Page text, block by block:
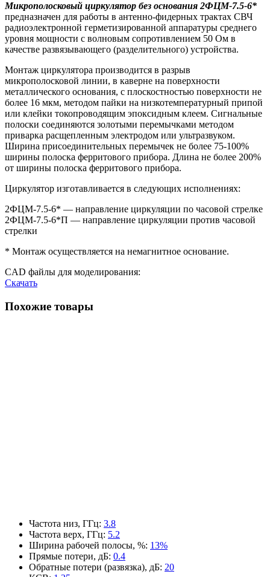
Микрополосковый циркулятор без основания 2ФЦМ-7.5-6*
предназначен для работы в антенно-фидерных трактах СВЧ
радиоэлектронной герметизированной аппаратуры среднего
уровня мощности с волновым сопротивлением 50 Ом в
качестве развязывающего (разделительного) устройства.
Монтаж циркулятора производится в разрыв
микрополосковой линии, в каверне на поверхности
металлического основания, с плоскостностью поверхности не
более 16 мкм, методом пайки на низкотемпературный припой
или клейки токопроводящим эпоксидным клеем. Сигнальные
полоски соединяются золотыми перемычками методом
приварка расщепленным электродом или ультразвуком.
Ширина присоединительных перемычек не более 75-100%
ширины полоска ферритового прибора. Длина не более 200%
от ширины полоска ферритового прибора.
Циркулятор изготавливается в следующих исполнениях:
2ФЦМ-7.5-6* — направление циркуляции по часовой стрелке
2ФЦМ-7.5-6*П — направление циркуляции против часовой
стрелки
* Монтаж осуществляется на немагнитное основание.
CAD файлы для моделирования:
Скачать
Похожие товары
Частота низ, ГГц: 3.8
Частота верх, ГГц: 5.2
Ширина рабочей полосы, %: 13%
Прямые потери, дБ: 0.4
Обратные потери (развязка), дБ: 20